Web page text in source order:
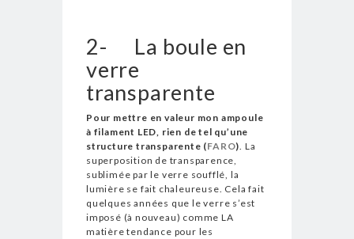
2-
La boule en
verre
transparente
Pour mettre en valeur mon ampoule
à filament LED, rien de tel qu’une
structure transparente (FARO). La
superposition de transparence,
sublimée par le verre soufflé, la
lumière se fait chaleureuse. Cela fait
quelques années que le verre s’est
imposé (à nouveau) comme LA
matière tendance pour les